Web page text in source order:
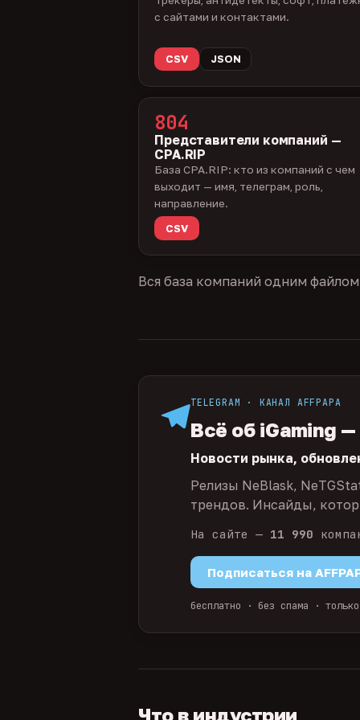
с сайтами и контактами.
CSV JSON
804
Представители компаний —
CPA.RIP
База CPA.RIP: кто из компаний с чем
выходит — имя, телеграм, роль,
направление.
CSV
Вся база компаний одним
TELEGRAM · КАНАЛ AFFPAPA
Всё об iGaming
Новости рынка,
Релизы NeBlask,
трендов. Инсайды,
На сайте — 11 990
Подписаться на
бесплатно · без спама ·
Что в индустрии